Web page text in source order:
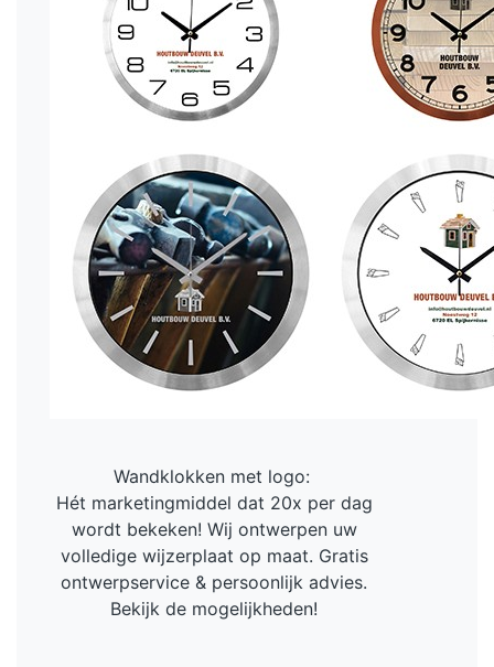
Wandklokken met logo:
Hét marketingmiddel dat 20x per dag
wordt bekeken! Wij ontwerpen uw
volledige wijzerplaat op maat. Gratis
ontwerpservice & persoonlijk advies.
Bekijk de mogelijkheden!